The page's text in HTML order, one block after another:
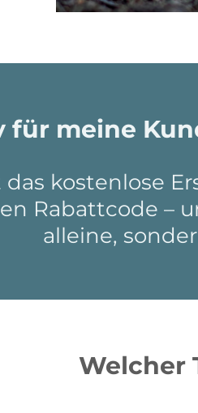
für meine
das kostenlose
Rabattcode –
alleine,
Welcher